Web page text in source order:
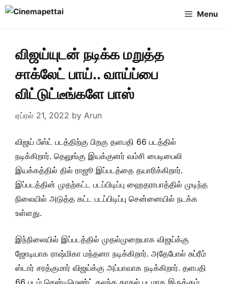
Skip
Menu
விஜய்யுடன் நடிக்க மறுத்த
சாக்லேட் பாய்.. வாய்ப்பை
விட்டுட்டீங்களே பாஸ்
ஏப்ரல் 21, 2022 by Arun
விஜய் பீஸ்ட் படத்திற்கு பிறகு தளபதி 66 படத்தில்
நடிக்கிறார். தெலுங்கு இயக்குனர் வம்சி பைடிபைலி
இயக்கத்தில் தில் ராஜூ இப்படத்தை தயாரிக்கிறார்.
இப்படத்தின் முதற்கட்ட படப்பிடிப்பு ஹைதராபாத்தில் முடிந்த
நிலையில் அடுத்த கட்ட படப்பிடிப்பு சென்னையில் நடக்க
உள்ளது.
இந்நிலையில் இப்படத்தில் முதல்முறையாக விஜய்க்கு
ஜோடியாக ராஷ்மிகா மந்தனா நடிக்கிறார். அதேபோல் சுப்ரீம்
ஸ்டார் சரத்குமார் விஜய்க்கு அப்பாவாக நடிக்கிறார். தளபதி
66 படம் சென்டிமெண்ட் கலந்த காதல் படமாக இருக்கும்